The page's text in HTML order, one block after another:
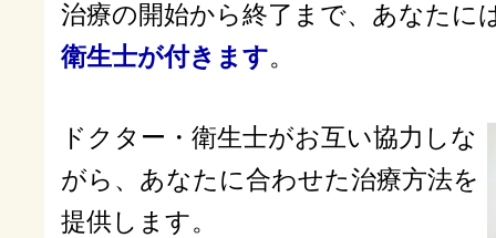
治療の開始から終了まで、あなたに
衛生士が付きます。
ドクター・衛生士がお互い協力しな
がら、あなたに合わせた治療方法を
提供します。